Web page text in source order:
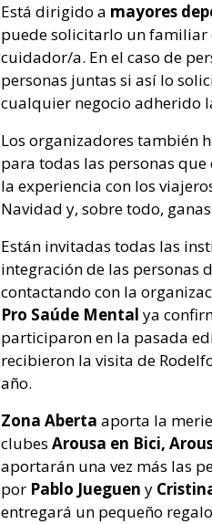
Está dirigido a mayores
puede solicitarlo un familiar
cuidador/a. En el caso de
personas juntas si así lo
cualquier negocio adherido
Los organizadores también
para todas las personas que
la experiencia con los
Navidad y, sobre todo,
Están invitadas todas las
integración de las personas
contactando con la
Pro Saúde Mental ya
participaron en la pasada
recibieron la visita de
año.
Zona Aberta aporta la
clubes Arousa en Bici,
aportarán una vez más las
por Pablo Jueguen y
entregará un pequeño